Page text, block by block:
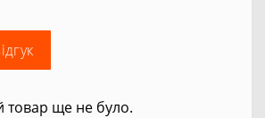
товар ще не було.